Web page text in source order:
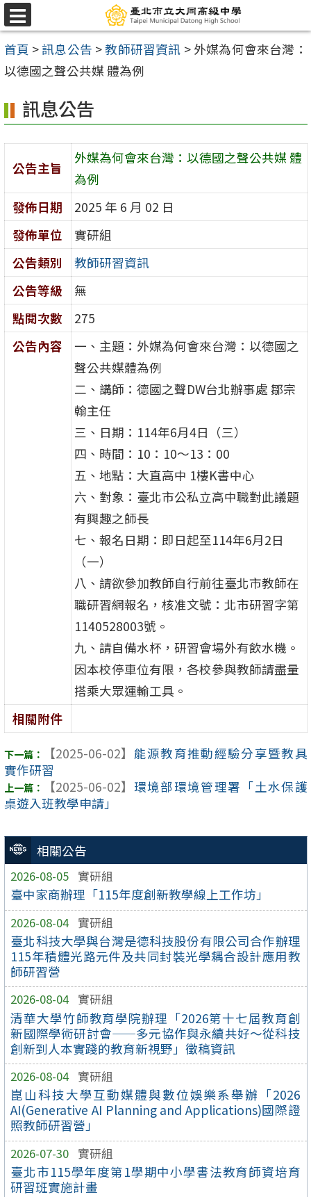
跳
至
主
要
容
區
選
單
首頁 >訊息公告 >教師研習資訊 > 外媒為何會來台灣：
以德國之聲公共媒 體為例
相關公告
2026-08-05 實研組
臺中家商辦理「115年度創新教學線上工作坊」
2026-08-04 實研組
臺北科技大學與台灣是德科技股份有限公司合作辦理
115年積體光路元件及共同封裝光學耦合設計應用教
師研習營
2026-08-04 實研組
清華大學竹師教育學院辦理「2026第十七屆教育創
新國際學術研討會——多元協作與永續共好～從科技
創新到人本實踐的教育新視野」徵稿資訊
2026-08-04 實研組
崑山科技大學互動媒體與數位娛樂系舉辦「2026
AI(Generative AI Planning and Applications)國際證
照教師研習營」
2026-07-30 實研組
臺北市115學年度第1學期中小學書法教育師資培育
研習班實施計畫
訊息公告
公告主旨
外媒為何會來台灣：以德國之聲公共媒 體
為例
發佈日期
2025 年 6 月 02 日
發佈單位
實研組
公告類別
教師研習資訊
公告等級
無
點閱次數
275
公告內容
一、主題：外媒為何會來台灣：以德國之
聲公共媒體為例
二、講師：德國之聲DW台北辦事處 鄒宗
翰主任
三、日期：114年6月4日（三）
四、時間：10：10～13：00
五、地點：大直高中 1樓K書中心
六、對象：臺北市公私立高中職對此議題
有興趣之師長
七、報名日期：即日起至114年6月2日
（一）
八、請欲參加教師自行前往臺北市教師在
職研習網報名，核准文號：北市研習字第
1140528003號。
九、請自備水杯，研習會場外有飲水機。
因本校停車位有限，各校參與教師請盡量
搭乘大眾運輸工具。
相關附件
【2025-06-02】 能源教育推動經驗分享暨教具
實作研習
【2025-06-02】 環境部環境管理署「土水保護
桌遊入班教學申請」